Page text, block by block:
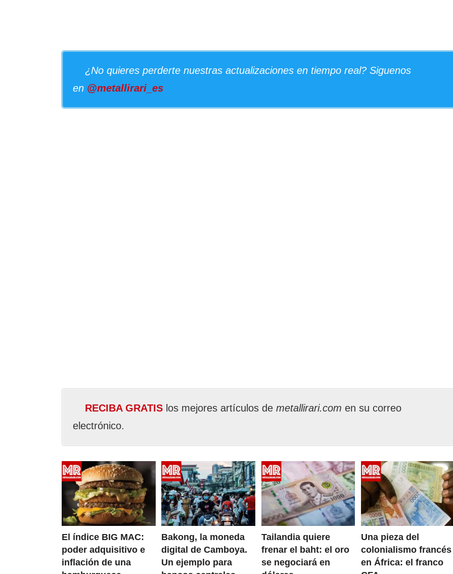
¿No quieres perderte nuestras actualizaciones en tiempo real? Siguenos
en @metallirari_es
RECIBA GRATIS los mejores artículos de metallirari.com en su correo
electrónico.
El índice BIG MAC:
poder adquisitivo e
inflación de una
Bakong, la moneda
digital de Camboya.
Un ejemplo para
Tailandia quiere
frenar el baht: el oro
se negociará en
Una pieza del
colonialismo francés
en África: el franco